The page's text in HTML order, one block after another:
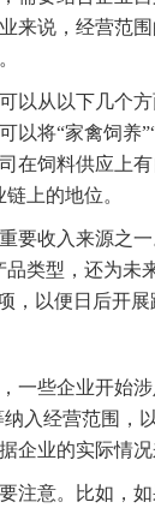
来说，经营范
以从以下几个
以将“家禽饲养
在饲料供应上
上的地位。
要收入来源之
类型，还为未
，以便日后开展
一些企业开始
入经营范围
企业的实际情况
注意。比如，